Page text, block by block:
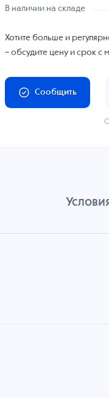
В наличии на складе
Хотите больше и
– обсудите цену и срок
Сообщить